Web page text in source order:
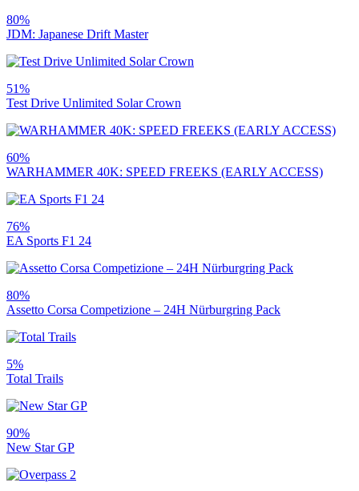
80%
JDM: Japanese Drift Master
51%
Test Drive Unlimited Solar Crown
60%
WARHAMMER 40K: SPEED FREEKS (EARLY ACCESS)
76%
EA Sports F1 24
80%
Assetto Corsa Competizione – 24H Nürburgring Pack
5%
Total Trails
90%
New Star GP